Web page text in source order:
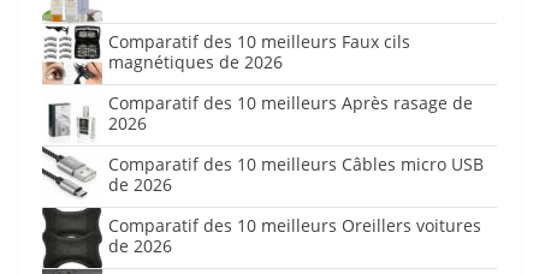
Comparatif des 10 meilleurs Faux cils
magnétiques de 2026
Comparatif des 10 meilleurs Après rasage de
2026
Comparatif des 10 meilleurs Câbles micro USB
de 2026
Comparatif des 10 meilleurs Oreillers voitures
de 2026